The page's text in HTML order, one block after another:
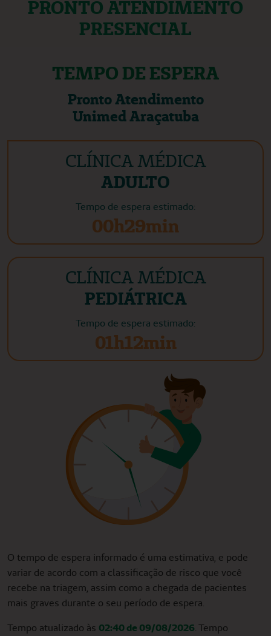
PRONTO ATENDIMENTO
PRESENCIAL
TEMPO DE ESPERA
Pronto Atendimento
Unimed Araçatuba
CLÍNICA MÉDICA
ADULTO
Tempo de espera estimado:
00h29min
CLÍNICA MÉDICA
PEDIÁTRICA
Tempo de espera estimado:
01h12min
O tempo de espera informado é uma estimativa, e pode
variar de acordo com a classificação de risco que você
recebe na triagem, assim como a chegada de pacientes
mais graves durante o seu período de espera.
Tempo atualizado às 02:40 de 09/08/2026. Tempo